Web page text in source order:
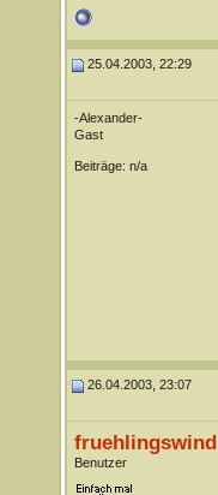
25.04.2003, 22:29
-Alexander-
Gast
Beiträge: n/a
26.04.2003, 23:07
fruehlingswind
Benutzer